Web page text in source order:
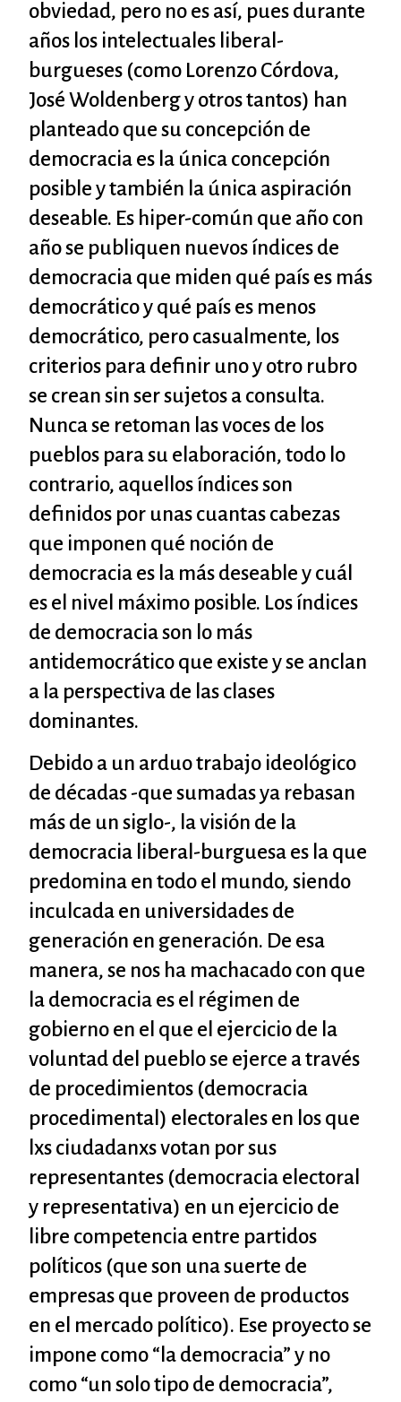
obviedad, pero no es así, pues durante
años los intelectuales liberal-
burgueses (como Lorenzo Córdova,
José Woldenberg y otros tantos) han
planteado que su concepción de
democracia es la única concepción
posible y también la única aspiración
deseable. Es hiper-común que año con
año se publiquen nuevos índices de
democracia que miden qué país es más
democrático y qué país es menos
democrático, pero casualmente, los
criterios para definir uno y otro rubro
se crean sin ser sujetos a consulta.
Nunca se retoman las voces de los
pueblos para su elaboración, todo lo
contrario, aquellos índices son
definidos por unas cuantas cabezas
que imponen qué noción de
democracia es la más deseable y cuál
es el nivel máximo posible. Los índices
de democracia son lo más
antidemocrático que existe y se anclan
a la perspectiva de las clases
dominantes.
Debido a un arduo trabajo ideológico
de décadas -que sumadas ya rebasan
más de un siglo-, la visión de la
democracia liberal-burguesa es la que
predomina en todo el mundo, siendo
inculcada en universidades de
generación en generación. De esa
manera, se nos ha machacado con que
la democracia es el régimen de
gobierno en el que el ejercicio de la
voluntad del pueblo se ejerce a través
de procedimientos (democracia
procedimental) electorales en los que
lxs ciudadanxs votan por sus
representantes (democracia electoral
y representativa) en un ejercicio de
libre competencia entre partidos
políticos (que son una suerte de
empresas que proveen de productos
en el mercado político). Ese proyecto se
impone como “la democracia” y no
como “un solo tipo de democracia”,